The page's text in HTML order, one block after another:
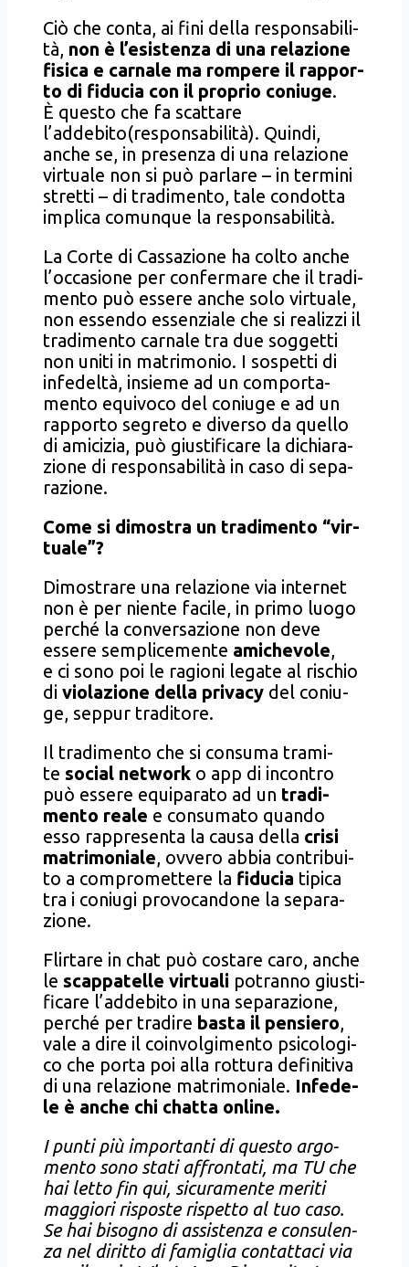
Ciò che con­ta, ai fini del­la respon­sa­bi­li­
tà, non è l’esistenza di una rela­zio­ne
fisi­ca e car­na­le ma rom­pe­re il rap­por­
to di fidu­cia con il pro­prio coniu­ge.
È que­sto che fa scat­ta­re
l’addebito(responsabilità). Quin­di,
anche se, in pre­sen­za di una rela­zio­ne
vir­tua­le non si può par­la­re – in ter­mi­ni
stret­ti – di tra­di­men­to, tale con­dot­ta
impli­ca comun­que la respon­sa­bi­li­tà.
La Cor­te di Cas­sa­zio­ne ha col­to anche
l’oc­ca­sio­ne per con­fer­ma­re che il tra­di­
men­to può esse­re anche solo vir­tua­le,
non essen­do essen­zia­le che si rea­liz­zi il
tra­di­men­to car­na­le tra due sog­get­ti
non uni­ti in matri­mo­nio. I sospet­ti di
infe­del­tà, insie­me ad un com­por­ta­
men­to equi­vo­co del coniu­ge e ad un
rap­por­to segre­to e diver­so da quel­lo
di ami­ci­zia, può giu­sti­fi­ca­re la dichia­ra­
zio­ne di respon­sa­bi­li­tà in caso di sepa­
ra­zio­ne.
Come si dimo­stra un tra­di­men­to “vir­
tua­le”?
Dimo­stra­re una rela­zio­ne via inter­net
non è per nien­te faci­le, in pri­mo luo­go
per­ché la con­ver­sa­zio­ne non deve
esse­re sem­pli­ce­men­te ami­che­vo­le,
e ci sono poi le ragio­ni lega­te al rischio
divio­la­zio­ne del­la pri­va­cy del coniu­
ge, sep­pur tra­di­to­re.
Il tra­di­men­to che si con­su­ma tra­mi­
tesocial net­work o app di incon­tro
può esse­re equi­pa­ra­to ad un tra­di­
men­to rea­le e con­su­ma­to quan­do
esso rap­pre­sen­ta la cau­sa del­la cri­si
matri­mo­nia­le, ovve­ro abbia con­tri­bui­
to a com­pro­met­te­re la fidu­cia tipi­ca
tra i coniu­gi pro­vo­can­do­ne la sepa­ra­
zio­ne.
Flir­ta­re in chat può costa­re caro, anche
lescap­pa­tel­le vir­tua­li potran­no giu­sti­
fi­ca­re l’addebito in una sepa­ra­zio­ne,
per­ché per tra­di­re basta il pen­sie­ro,
vale a dire il coin­vol­gi­men­to psi­co­lo­gi­
co che por­ta poi alla rot­tu­ra defi­ni­ti­va
di una rela­zio­ne matri­mo­nia­le. Infe­de­
le è anche chi chat­ta onli­ne.
I pun­ti più impor­tan­ti di que­sto argo­
men­to sono sta­ti affron­ta­ti, ma TU che
hai let­to fin qui, sicu­ra­men­te meri­ti
mag­gio­ri rispo­ste rispet­to al tuo caso.
Se hai biso­gno di assi­sten­za e con­su­len­
za nel dirit­to di fami­glia con­tat­ta­ci via